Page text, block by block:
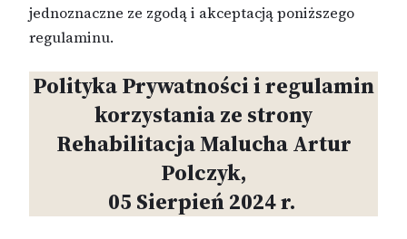
jednoznaczne ze zgodą i akceptacją poniższego
regulaminu.
Polityka Prywatności i regulamin
korzystania ze strony
Rehabilitacja Malucha Artur
Polczyk,
05 Sierpień 2024 r.